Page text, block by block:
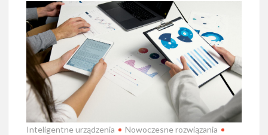
Inteligentne urządzenia
Nowoczesne rozwiązania